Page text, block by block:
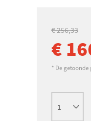
€ 256,33
€
* De getoonde